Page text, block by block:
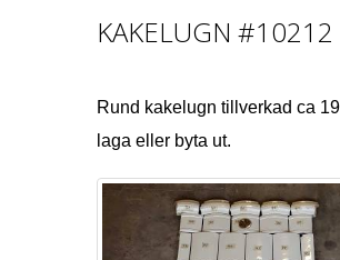
KAKELUGN #10212
Rund kakelugn tillverkad ca
laga eller byta ut.